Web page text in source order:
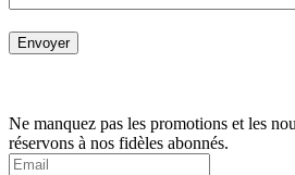
Ne manquez pas les promotions et les
réservons à nos fidèles abonnés.